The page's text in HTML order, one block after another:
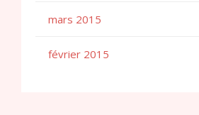
mars 2015
février 2015